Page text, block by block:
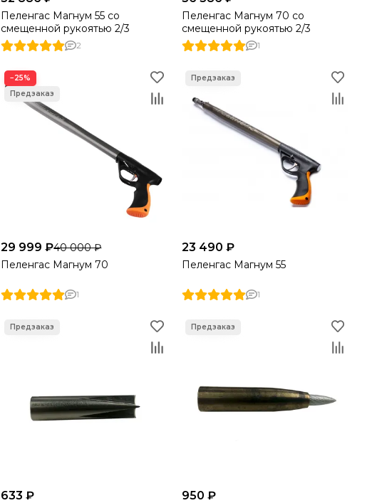
Пеленгас Магнум 55 со
смещенной рукоятью 2/3
2
Пеленгас Магнум 70 со
смещенной рукоятью 2/3
1
−25%
29 999 ₽40 000 ₽
Пеленгас Магнум 70
1
23 490 ₽
Пеленгас Магнум 55
1
633 ₽ 950 ₽